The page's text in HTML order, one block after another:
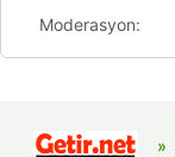
Moderasyon: